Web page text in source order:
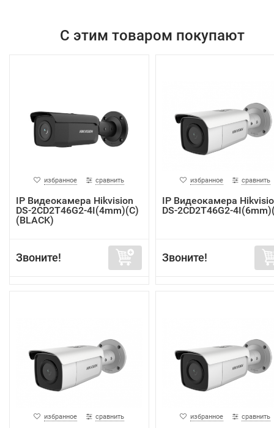
С этим товаром покупают
избранное сравнить
IP Видеокамера Hikvision
DS-2CD2T46G2-4I(4mm)(C)
(BLACK)
Звоните!
избранное сравнить
IP Видеокамера
DS-2CD2T46G2-
Звоните!
избранное сравнить избранное сравнить